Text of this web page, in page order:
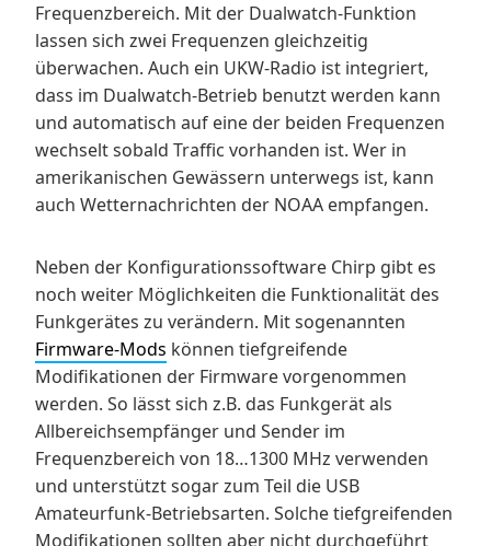
Frequenzbereich. Mit der Dualwatch-Funktion
lassen sich zwei Frequenzen gleichzeitig
überwachen. Auch ein UKW-Radio ist integriert,
dass im Dualwatch-Betrieb benutzt werden kann
und automatisch auf eine der beiden Frequenzen
wechselt sobald Traffic vorhanden ist. Wer in
amerikanischen Gewässern unterwegs ist, kann
auch Wetternachrichten der NOAA empfangen.
Neben der Konfigurationssoftware Chirp gibt es
noch weiter Möglichkeiten die Funktionalität des
Funkgerätes zu verändern. Mit sogenannten
Firmware-Mods können tiefgreifende
Modifikationen der Firmware vorgenommen
werden. So lässt sich z.B. das Funkgerät als
Allbereichsempfänger und Sender im
Frequenzbereich von 18…1300 MHz verwenden
und unterstützt sogar zum Teil die USB
Amateurfunk-Betriebsarten. Solche tiefgreifenden
Modifikationen sollten aber nicht durchgeführt